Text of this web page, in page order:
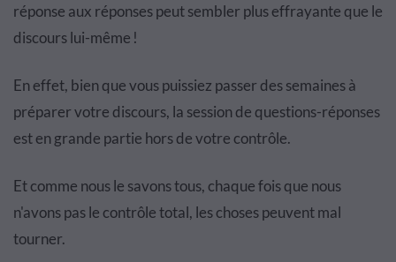
réponse aux réponses peut sembler plus effrayante que le
discours lui-même !
En effet, bien que vous puissiez passer des semaines à
préparer votre discours, la session de questions-réponses
est en grande partie hors de votre contrôle.
Et comme nous le savons tous, chaque fois que nous
n'avons pas le contrôle total, les choses peuvent mal
tourner.